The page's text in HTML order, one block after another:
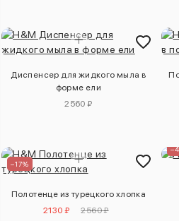
Диспенсер для жидкого мыла в
форме ели
2560 ₽
–17%
Полотенце из турецкого хлопка
2130 ₽
2560 ₽